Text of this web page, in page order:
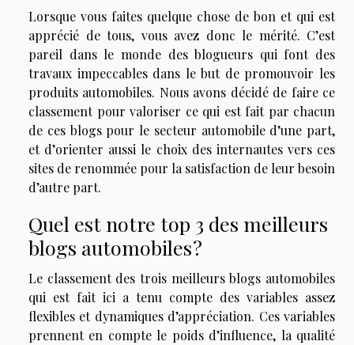
Lorsque vous faites quelque chose de bon et qui est
apprécié de tous, vous avez donc le mérité. C’est
pareil dans le monde des blogueurs qui font des
travaux impeccables dans le but de promouvoir les
produits automobiles. Nous avons décidé de faire ce
classement pour valoriser ce qui est fait par chacun
de ces blogs pour le secteur automobile d’une part,
et d’orienter aussi le choix des internautes vers ces
sites de renommée pour la satisfaction de leur besoin
d’autre part.
Quel est notre top 3 des meilleurs
blogs automobiles ?
Le classement des trois meilleurs blogs automobiles
qui est fait ici a tenu compte des variables assez
flexibles et dynamiques d’appréciation. Ces variables
prennent en compte le poids d’influence, la qualité